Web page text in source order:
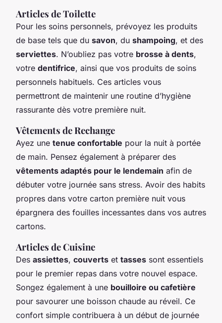
Articles de Toilette
Pour les soins personnels, prévoyez les produits
de base tels que du savon, du shampoing, et des
serviettes. N’oubliez pas votre brosse à dents,
votre dentifrice, ainsi que vos produits de soins
personnels habituels. Ces articles vous
permettront de maintenir une routine d’hygiène
rassurante dès votre première nuit.
Vêtements de Rechange
Ayez une tenue confortable pour la nuit à portée
de main. Pensez également à préparer des
vêtements adaptés pour le lendemain afin de
débuter votre journée sans stress. Avoir des habits
propres dans votre carton première nuit vous
épargnera des fouilles incessantes dans vos autres
cartons.
Articles de Cuisine
Des assiettes, couverts et tasses sont essentiels
pour le premier repas dans votre nouvel espace.
Songez également à une bouilloire ou cafetière
pour savourer une boisson chaude au réveil. Ce
confort simple contribuera à un début de journée